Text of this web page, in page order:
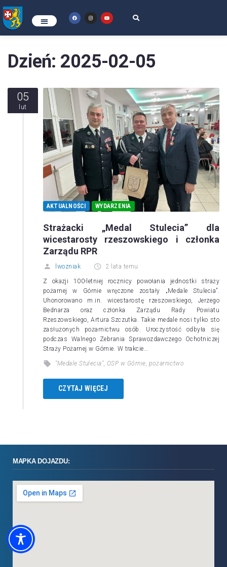
Dzień: 2025-02-05
05
lut
AKTUALNOŚCI WYDARZENIA
Strażacki „Medal Stulecia” dla
wicestarosty rzeszowskiego i członka
Zarządu RPR
lwozniak 2 lata temu
Z okazji 100-letniej rocznicy powołania jednostki straży
pożarnej w Górnie wręczone zostały „Medale Stulecia”.
Uhonorowano m.in. wicestarostę rzeszowskiego, Jerzego
Bednarza oraz członka Zarządu Rady Powiatu
Rzeszowskiego, Artura Szczutka. Takie medale nosi tylko sto
zasłużonych pożarnictwu osób. Uroczystość odbyła się
podczas Walnego Zebrania Sprawozdawczego Ochotniczej
Straży Pożarnej w Górnie. W trakcie…
"Medale Stulecia",OSP w Górnie ,pożarnictwo
CZYTAJ WIĘCEJ
MAPKA DOJAZDU: